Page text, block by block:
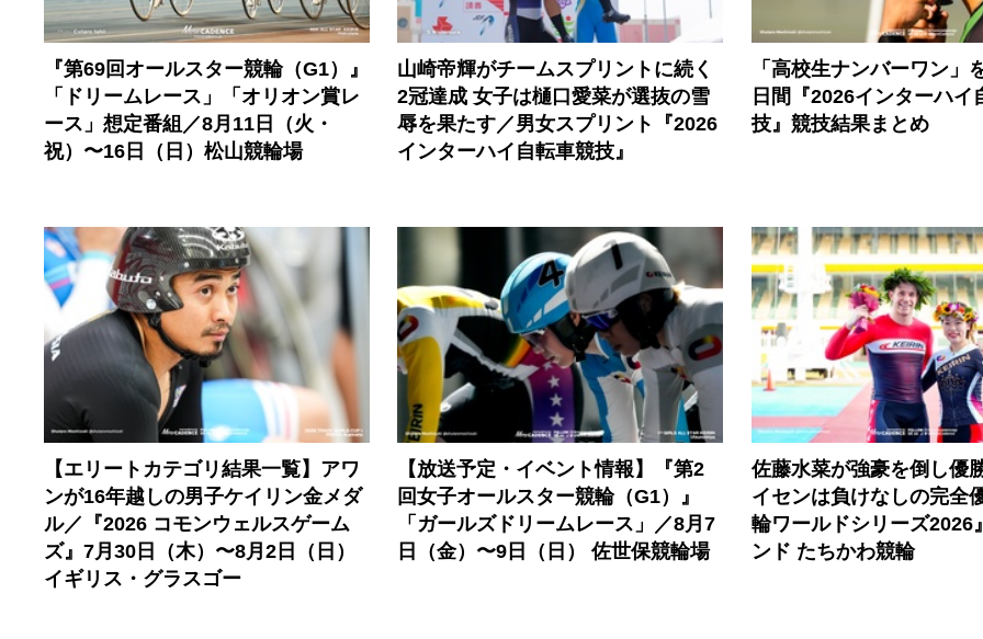
『第69回オールスター競輪（G1）』
「ドリームレース」「オリオン賞レ
ース」想定番組／8月11日（火・
祝）〜16日（日）松山競輪場
山崎帝輝がチームスプリントに続く
2冠達成 女子は樋口愛菜が選抜の雪
辱を果たす／男女スプリント『2026
インターハイ自転車競技』
「高校生ナンバーワン」
日間『2026インターハイ
技』競技結果まとめ
【エリートカテゴリ結果一覧】アワ
ンが16年越しの男子ケイリン金メダ
ル／『2026 コモンウェルスゲーム
ズ』7月30日（木）〜8月2日（日）
イギリス・グラスゴー
【放送予定・イベント情報】『第2
回女子オールスター競輪（G1）』
「ガールズドリームレース」／8月7
日（金）〜9日（日） 佐世保競輪場
佐藤水菜が強豪を倒し優
イセンは負けなしの完全
輪ワールドシリーズ2026
ンド たちかわ競輪